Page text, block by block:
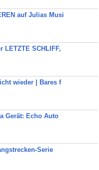
auf Julias Musi
LETZTE SCHLIFF,
wieder | Bares f
Gerät: Echo Auto
Serie